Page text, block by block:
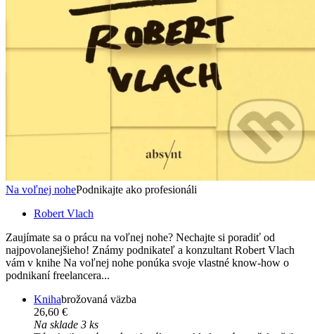
Na voľnej nohePodnikajte ako profesionáli
Robert Vlach
Zaujímate sa o prácu na voľnej nohe? Nechajte si poradiť od
najpovolanejšieho! Známy podnikateľ a konzultant Robert Vlach
vám v knihe Na voľnej nohe ponúka svoje vlastné know-how o
podnikaní freelancera...
Knihabrožovaná väzba
26,60 €
Na sklade 3 ks